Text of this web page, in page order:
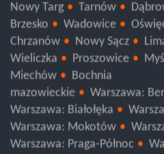
Nowy Targ
Tarnów
Brzesko
Wadowice
Chrzanów
Nowy Sącz
Wieliczka
Proszowice
Miechów
Bochnia
mazowieckie
Warszawa:
Warszawa: Białołęka
Warszawa: Mokotów
Warszawa: Praga-Północ